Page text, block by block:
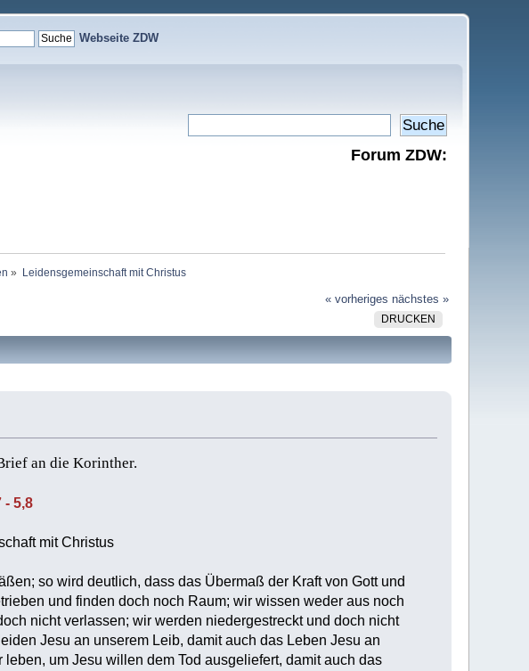
Webseite ZDW
Forum ZDW:
» Leidensgemeinschaft mit Christus
« vorheriges nächstes »
DRUCKEN
an die Korinther.
- 5,8
mit Christus
so wird deutlich, dass das Übermaß der Kraft von Gott und
und finden doch noch Raum; wir wissen weder aus noch
nicht verlassen; wir werden niedergestreckt und doch nicht
Jesu an unserem Leib, damit auch das Leben Jesu an
um Jesu willen dem Tod ausgeliefert, damit auch das